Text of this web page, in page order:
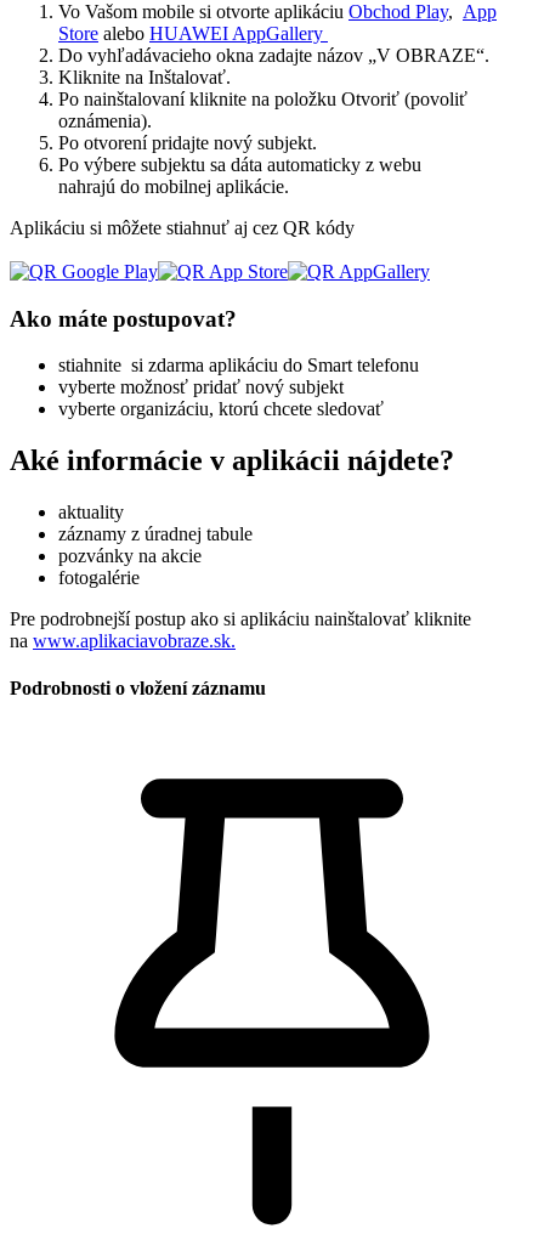
Vo Vašom mobile si otvorte aplikáciu Obchod Play, App
Store alebo HUAWEI AppGallery
Do vyhľadávacieho okna zadajte názov „V OBRAZE“.
Kliknite na Inštalovať.
Po nainštalovaní kliknite na položku Otvoriť (povoliť
oznámenia).
Po otvorení pridajte nový subjekt.
Po výbere subjektu sa dáta automaticky z webu
nahrajú do mobilnej aplikácie.
Aplikáciu si môžete stiahnuť aj cez QR kódy
Ako máte postupovat?
stiahnite si zdarma aplikáciu do Smart telefonu
vyberte možnosť pridať nový subjekt
vyberte organizáciu, ktorú chcete sledovať
Aké informácie v aplikácii nájdete?
aktuality
záznamy z úradnej tabule
pozvánky na akcie
fotogalérie
Pre podrobnejší postup ako si aplikáciu nainštalovať kliknite
na www.aplikaciavobraze.sk.
Podrobnosti o vložení záznamu